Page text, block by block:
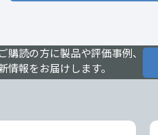
購読の方に製品や評価事例、
情報をお届けします。